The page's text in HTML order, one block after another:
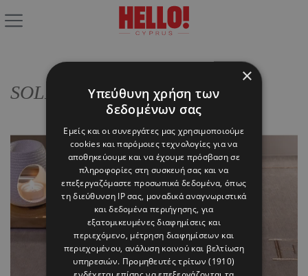
SOLE Spa & Beauty Salon
×
Υπεύθυνη χρήση των
δεδομένων σας
Εμείς και οι συνεργάτες μας χρησιμοποιούμε
cookies και παρόμοιες τεχνολογίες για να
αποθηκεύουμε και να έχουμε πρόσβαση σε
πληροφορίες στη συσκευή σας και να
επεξεργαζόμαστε προσωπικά δεδομένα, όπως
τη διεύθυνση IP σας, μοναδικά αναγνωριστικά
και δεδομένα περιήγησης, για
εξατομικευμένες διαφημίσεις και
περιεχόμενο, μέτρηση διαφημίσεων και
περιεχομένου, ανάλυση κοινού και βελτίωση
υπηρεσιών. Προμηθευτές τρίτων (1910)